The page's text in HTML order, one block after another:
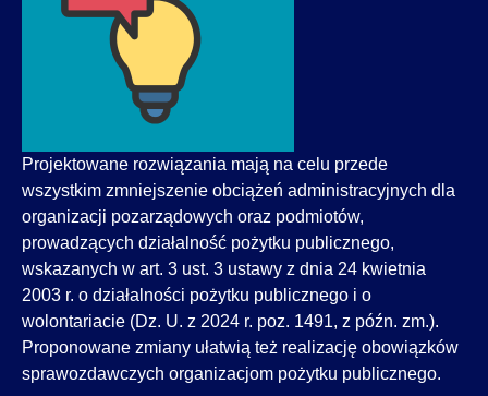
Projektowane rozwiązania mają na celu przede
wszystkim zmniejszenie obciążeń administracyjnych dla
organizacji pozarządowych oraz podmiotów,
prowadzących działalność pożytku publicznego,
wskazanych w art. 3 ust. 3 ustawy z dnia 24 kwietnia
2003 r. o działalności pożytku publicznego i o
wolontariacie (Dz. U. z 2024 r. poz. 1491, z późn. zm.).
Proponowane zmiany ułatwią też realizację obowiązków
sprawozdawczych organizacjom pożytku publicznego.